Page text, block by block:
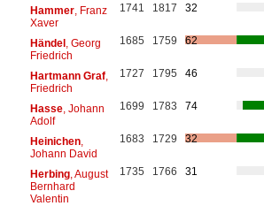
Hammer, Franz
Xaver
1741 1817 32
Händel, Georg
Friedrich
1685 1759 62
Hartmann Graf,
Friedrich
1727 1795 46
Hasse, Johann
Adolf
1699 1783 74
Heinichen,
Johann David
1683 1729 32
Herbing, August
Bernhard
Valentin
1735 1766 31